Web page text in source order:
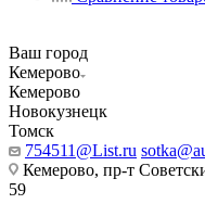
Ваш город
Кемерово
Кемерово
Новокузнецк
Томск
754511@List.ru
Кемерово, пр-т
59